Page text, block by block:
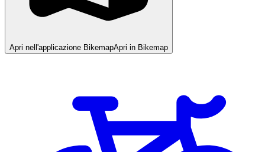
Apri nell'applicazione BikemapApri in Bikemap